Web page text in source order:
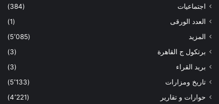
اجتماعيات
(384)
العدد الورقى
(1)
المزيد
(5٬085)
برتكول ج القاهرة
(3)
بريد القراء
(3)
تاريخ ومزارات
(5٬133)
حوارات و تقارير
(4٬221)